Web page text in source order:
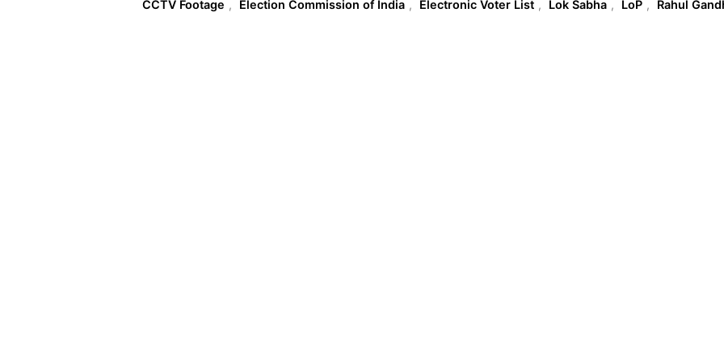
CCTV Footage , Election Commission of India , Electronic Voter List , Lok Sabha , LoP , Rahul